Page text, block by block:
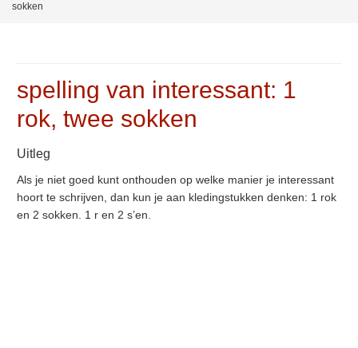
sokken
spelling van interessant: 1
rok, twee sokken
Uitleg
Als je niet goed kunt onthouden op welke manier je interessant
hoort te schrijven, dan kun je aan kledingstukken denken: 1 rok
en 2 sokken. 1 r en 2 s’en.